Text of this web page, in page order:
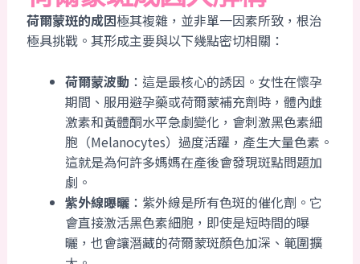
荷爾蒙斑的成因極其複雜，並非單一因素所致，根治
極具挑戰。其形成主要與以下幾點密切相關：
荷爾蒙波動 ：這是最核心的誘因。女性在懷孕
期間、服用避孕藥或荷爾蒙補充劑時，體內雌
激素和黃體酮水平急劇變化，會刺激黑色素細
胞（Melanocytes）過度活躍，產生大量色素。
這就是為何許多媽媽在產後會發現斑點問題加
劇。
紫外線曝曬：紫外線是所有色斑的催化劑。它
會直接激活黑色素細胞，即使是短時間的曝
曬，也會讓潛藏的荷爾蒙斑顏色加深、範圍擴